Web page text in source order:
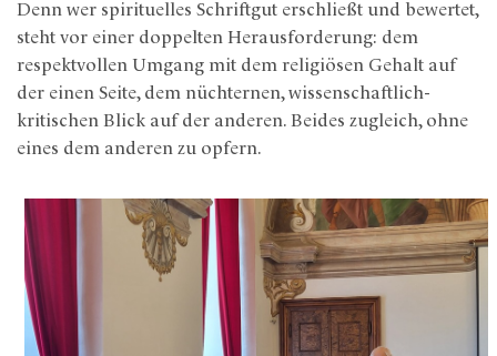
Denn wer spirituelles Schriftgut erschließt und bewertet,
steht vor einer doppelten Herausforderung: dem
respektvollen Umgang mit dem religiösen Gehalt auf
der einen Seite, dem nüchternen, wissenschaftlich-
kritischen Blick auf der anderen. Beides zugleich, ohne
eines dem anderen zu opfern.